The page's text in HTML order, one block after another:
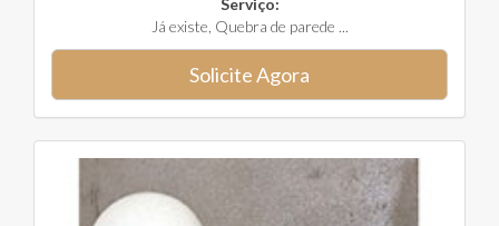
Serviço:
Já existe, Quebra de parede ...
Solicite Agora